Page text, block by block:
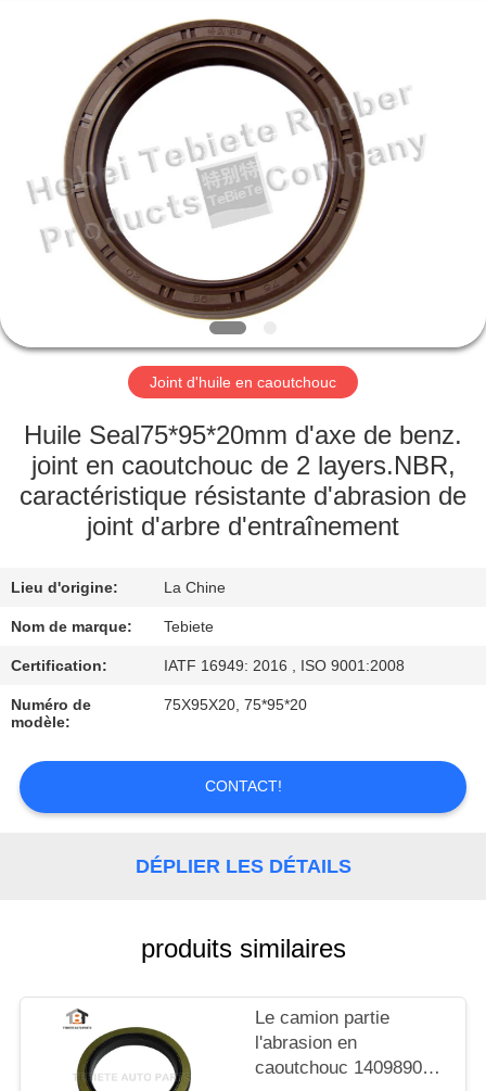
MAISON
PRODUITS
PROPOS
DE
NOUS
VISITE
D'USINE
CONTRÔLE
QUALITÉ
CONTACTEZ-
NOUS
NOUVELLES
Joint d'huile en caoutchouc
Huile Seal75*95*20mm d'axe de benz.
joint en caoutchouc de 2 layers.NBR,
caractéristique résistante d'abrasion de
joint d'arbre d'entraînement
Lieu d'origine: La Chine
Nom de marque: Tebiete
Certification: IATF 16949: 2016 , ISO 9001:2008
Numéro de
modèle:
75X95X20, 75*95*20
CONTACT!
DÉPLIER LES DÉTAILS
produits similaires
Le camion partie
l'abrasion en
caoutchouc 1409890